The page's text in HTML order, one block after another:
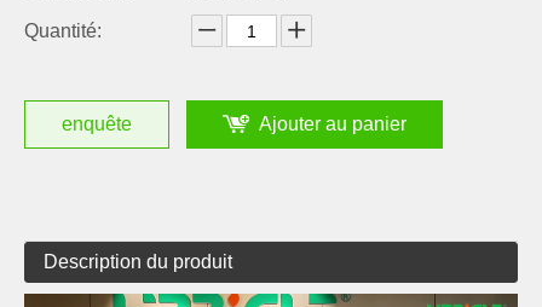
Quantité:
enquête Ajouter au panier
Description du produit